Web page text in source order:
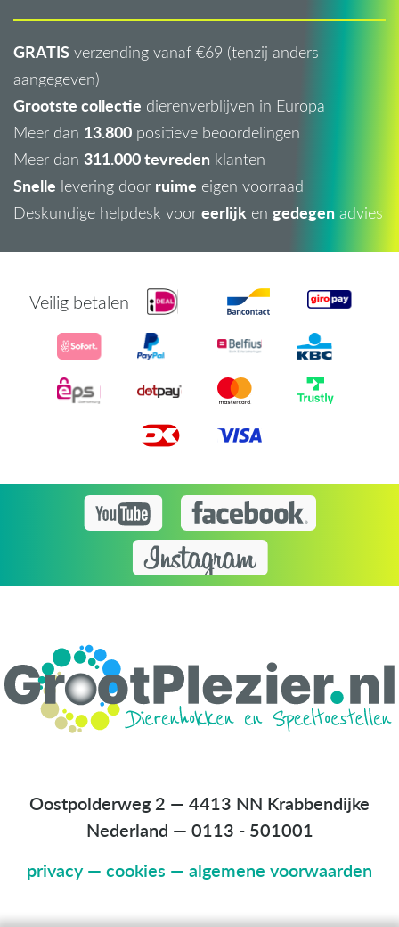
GRATIS verzending vanaf €69 (tenzij anders
aangegeven)
Grootste collectie dierenverblijven in Europa
Meer dan 13.800 positieve beoordelingen
Meer dan 311.000 tevreden klanten
Snelle levering door ruime eigen voorraad
Deskundige helpdesk voor eerlijk en gedegen advies
Veilig betalen
Oostpolderweg 2 — 4413 NN Krabbendijke
Nederland — 0113 - 501001
privacy— cookies — algemene voorwaarden